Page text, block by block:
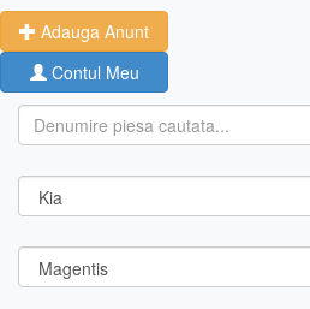
Adauga Anunt
Contul Meu